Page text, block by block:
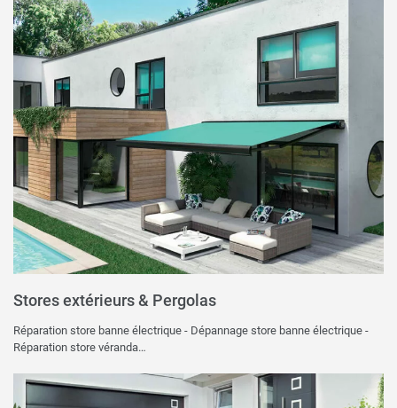
Stores extérieurs & Pergolas
Réparation store banne électrique - Dépannage store banne électrique -
Réparation store véranda…